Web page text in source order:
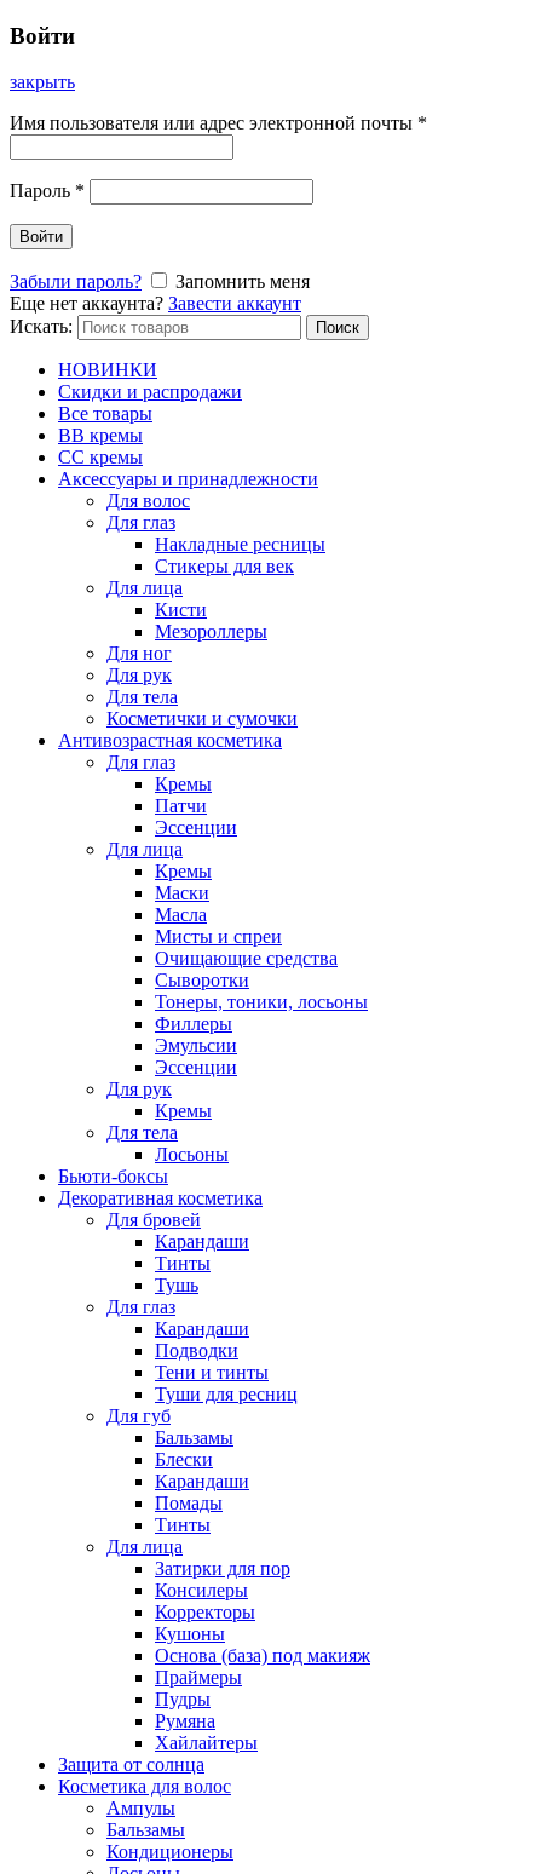
Войти
закрыть
Имя пользователя или адрес электронной почты *
Пароль *
Войти
Забыли пароль?
Запомнить меня
Еще нет аккаунта? Завести аккаунт
Искать:
Поиск
НОВИНКИ
Скидки и распродажи
Все товары
BB кремы
CC кремы
Аксессуары и принадлежности
Для волос
Для глаз
Накладные ресницы
Стикеры для век
Для лица
Кисти
Мезороллеры
Для ног
Для рук
Для тела
Косметички и сумочки
Антивозрастная косметика
Для глаз
Кремы
Патчи
Эссенции
Для лица
Кремы
Маски
Масла
Мисты и спреи
Очищающие средства
Сыворотки
Тонеры, тоники, лосьоны
Филлеры
Эмульсии
Эссенции
Для рук
Кремы
Для тела
Лосьоны
Бьюти-боксы
Декоративная косметика
Для бровей
Карандаши
Тинты
Тушь
Для глаз
Карандаши
Подводки
Тени и тинты
Туши для ресниц
Для губ
Бальзамы
Блески
Карандаши
Помады
Тинты
Для лица
Затирки для пор
Консилеры
Корректоры
Кушоны
Основа (база) под макияж
Праймеры
Пудры
Румяна
Хайлайтеры
Защита от солнца
Косметика для волос
Ампулы
Бальзамы
Кондиционеры